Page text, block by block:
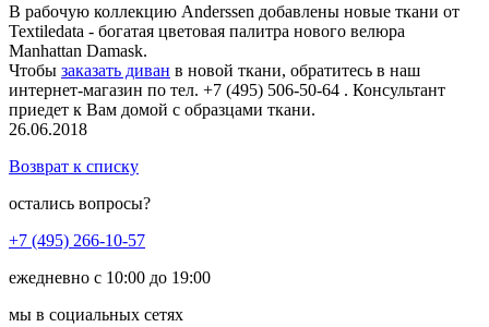
В рабочую коллекцию Anderssen добавлены новые ткани от
Textiledata - богатая цветовая палитра нового велюра
Мanhattan Damask.
Чтобы заказать диван в новой ткани, обратитесь в наш
интернет-магазин по тел. +7 (495) 506-50-64 . Консультант
приедет к Вам домой с образцами ткани.
26.06.2018
Возврат к списку
остались вопросы?
+7 (495) 266-10-57
ежедневно с 10:00 до 19:00
мы в социальных сетях